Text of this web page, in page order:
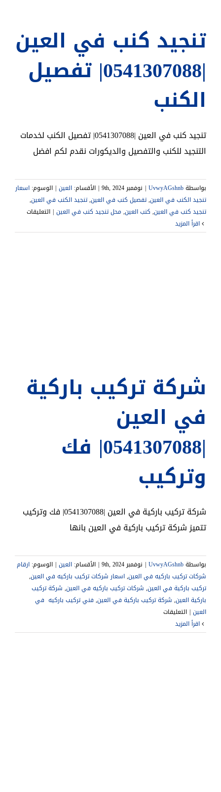
تنجيد كنب في العين
|0541307088| تفصيل
الكنب
تنجيد كنب في العين |0541307088| تفصيل الكنب لخدمات
التنجيد للكنب والتفصيل والديكورات نقدم لكم افضل
بواسطةUvwyAGshnb
| نوفمبر 9th, 2024 | الأقسام: العين | الوسوم: اسعار
تنجيد الكنب في العين,تفصيل كنب في العين,تنجيد الكنب في العين,
تنجيد كنب في العين, كنب العين, محل تنجيد كنب في العين | التعليقاتعلى
كنب
شركة تركيب باركية
في العين
|0541307088| فك
وتركيب
شركة تركيب باركية في العين |0541307088| فك وتركيب
تتميز شركة تركيب باركية في العين بانها
بواسطةUvwyAGshnb
| نوفمبر 9th, 2024 | الأقسام: العين | الوسوم: ارقام
شركات تركيب باركيه في العين,اسعار شركات تركيب باركيه في العين,
تركيب باركية في العين, شركات تركيب باركيه في العين, شركة تركيب
باركية العين, شركة تركيب باركية في العين, فني تركيب باركيه في
العين | التعليقاتعلى
تركيب